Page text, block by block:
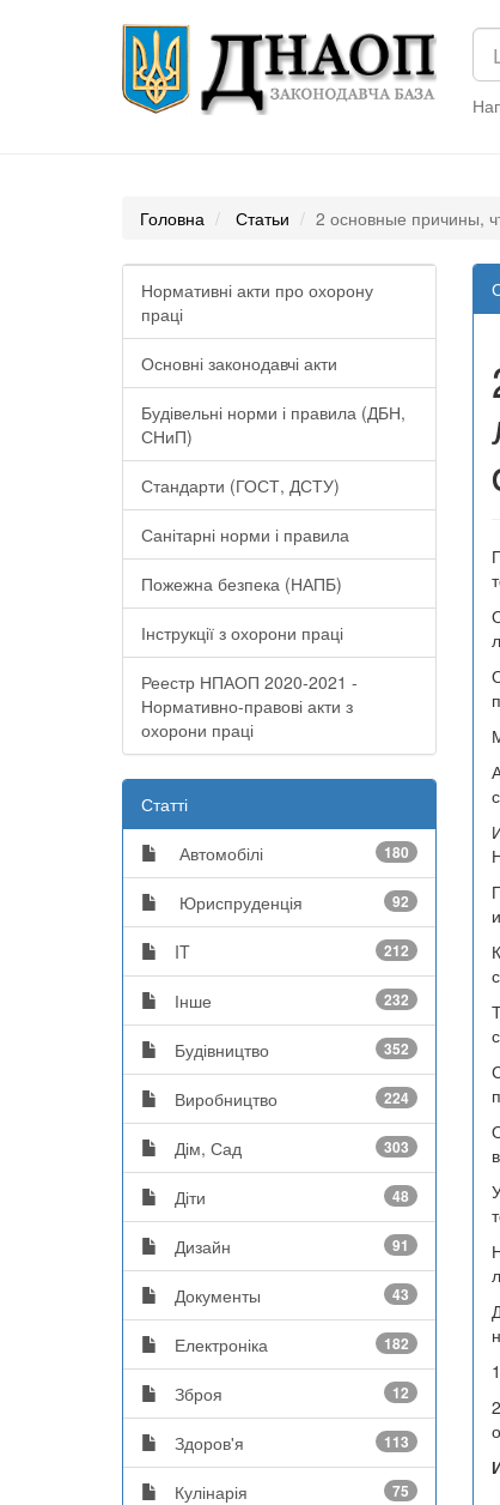
Головна Статьи 2 основные причины,
Нормативні акти про охорону
праці
Основні законодавчі акти
Будівельні норми і правила (ДБН,
СНиП)
Стандарти (ГОСТ, ДСТУ)
Санітарні норми і правила
Пожежна безпека (НАПБ)
Інструкції з охорони праці
Реестр НПАОП 2020-2021 -
Нормативно-правові акти з
охорони праці
Статті
Автомобілі 180
Юриспруденція 92
IT 212
Інше 232
Будівництво 352
Виробництво 224
Дім, Сад 303
Діти 48
Дизайн 91
Документы 43
Електроніка 182
Зброя 12
Здоров'я 113
Кулінарія 75